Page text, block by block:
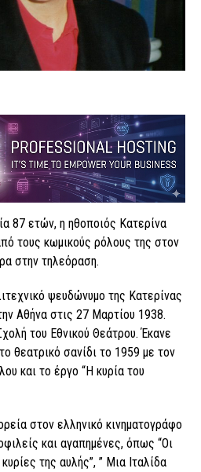
87 ετών, η ηθοποιός Κατερίνα
τους κωμικούς ρόλους της στον
στην τηλεόραση.
ψευδώνυμο της Κατερίνας
Αθήνα στις 27 Μαρτίου 1938.
του Εθνικού Θεάτρου. Έκανε
θεατρικό σανίδι το 1959 με τον
και το έργο “Η κυρία του
στον ελληνικό κινηματογράφο
και αγαπημένες, όπως “Οι
της αυλής”, ” Μια Ιταλίδα